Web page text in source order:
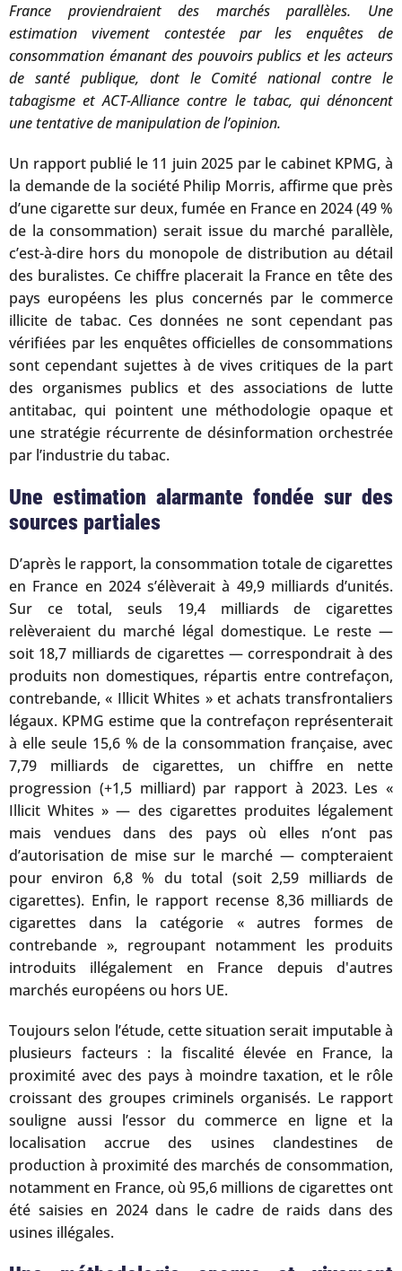
France proviendraient des marchés parallèles. Une
estimation vivement contestée par les enquêtes de
consommation émanant des pouvoirs publics et les acteurs
de santé publique, dont le Comité national contre le
tabagisme et ACT-Alliance contre le tabac, qui dénoncent
une tentative de manipulation de l’opinion.
Un rapport publié le 11 juin 2025 par le cabinet KPMG, à
la demande de la société Philip Morris, affirme que près
d’une cigarette sur deux, fumée en France en 2024 (49 %
de la consommation) serait issue du marché parallèle,
c’est-à-dire hors du monopole de distribution au détail
des buralistes. Ce chiffre placerait la France en tête des
pays européens les plus concernés par le commerce
illicite de tabac. Ces données ne sont cependant pas
vérifiées par les enquêtes officielles de consommations
sont cependant sujettes à de vives critiques de la part
des organismes publics et des associations de lutte
antitabac, qui pointent une méthodologie opaque et
une stratégie récurrente de désinformation orchestrée
par l’industrie du tabac.
Une estimation alarmante fondée sur des
sources partiales
D’après le rapport, la consommation totale de cigarettes
en France en 2024 s’élèverait à 49,9 milliards d’unités.
Sur ce total, seuls 19,4 milliards de cigarettes
relèveraient du marché légal domestique. Le reste —
soit 18,7 milliards de cigarettes — correspondrait à des
produits non domestiques, répartis entre contrefaçon,
contrebande, « Illicit Whites » et achats transfrontaliers
légaux. KPMG estime que la contrefaçon représenterait
à elle seule 15,6 % de la consommation française, avec
7,79 milliards de cigarettes, un chiffre en nette
progression (+1,5 milliard) par rapport à 2023. Les «
Illicit Whites » — des cigarettes produites légalement
mais vendues dans des pays où elles n’ont pas
d’autorisation de mise sur le marché — compteraient
pour environ 6,8 % du total (soit 2,59 milliards de
cigarettes). Enfin, le rapport recense 8,36 milliards de
cigarettes dans la catégorie « autres formes de
contrebande », regroupant notamment les produits
introduits illégalement en France depuis d'autres
marchés européens ou hors UE.
Toujours selon l’étude, cette situation serait imputable à
plusieurs facteurs : la fiscalité élevée en France, la
proximité avec des pays à moindre taxation, et le rôle
croissant des groupes criminels organisés. Le rapport
souligne aussi l’essor du commerce en ligne et la
localisation accrue des usines clandestines de
production à proximité des marchés de consommation,
notamment en France, où 95,6 millions de cigarettes ont
été saisies en 2024 dans le cadre de raids dans des
usines illégales.